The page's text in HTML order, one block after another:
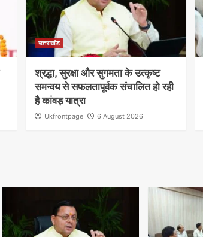
उत्तराखंड
श्रद्धा, सुरक्षा और सुगमता के उत्कृष्ट
समन्वय से सफलतापूर्वक संचालित हो रही
है कांवड़ यात्रा
Ukfrontpage 6 August 2026